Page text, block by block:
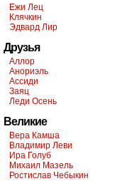
Ежи Лец
Клячкин
Эдвард Лир
Друзья
Аллор
Анориэль
Ассиди
Заяц
Леди Осень
Великие
Вера Камша
Владимир Леви
Ира Голуб
Михаил Мазель
Ростислав Чебыкин